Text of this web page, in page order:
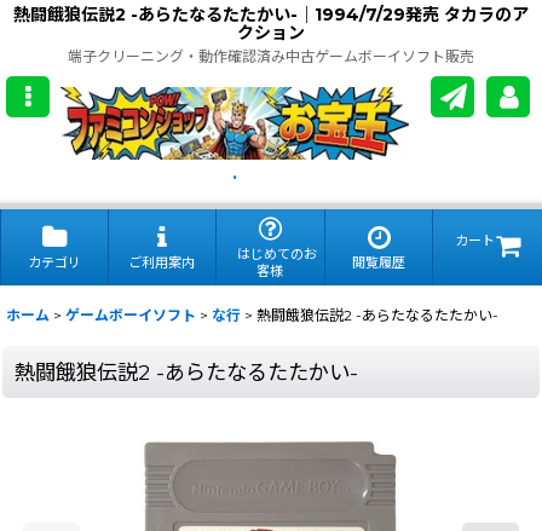
熱闘餓狼伝説2 -あらたなるたたかい-｜1994/7/29発売 タカラのア
クション
端子クリーニング・動作確認済み中古ゲームボーイソフト販売
.
カテゴリ ご利用案内
はじめてのお
客様
閲覧履歴
カート
ホーム > ゲームボーイソフト > な行 > 熱闘餓狼伝説2 -あらたなるたたかい-
熱闘餓狼伝説2 -あらたなるたたかい-